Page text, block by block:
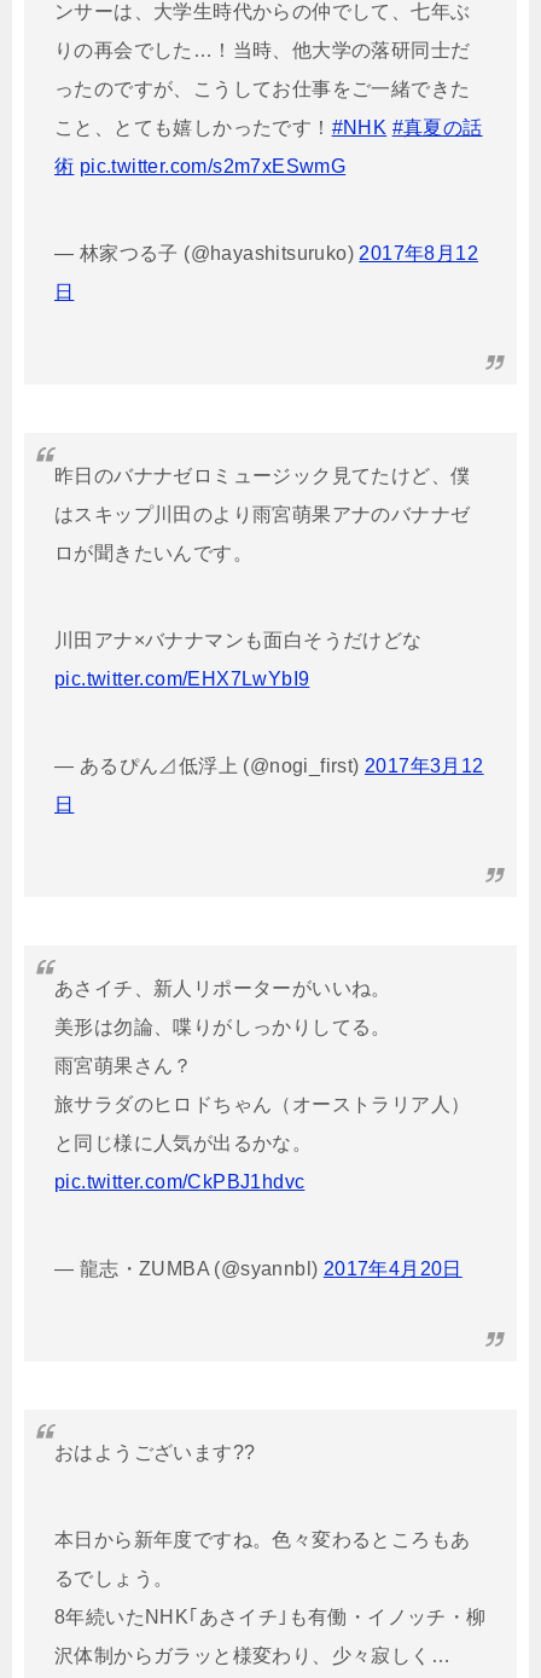
ンサーは、大学生時代からの仲でして、七年ぶ
りの再会でした…！当時、他大学の落研同士だ
ったのですが、こうしてお仕事をご一緒できた
こと、とても嬉しかったです！ #NHK #真夏の話
術 pic.twitter.com/s2m7xESwmG
— 林家つる子 (@hayashitsuruko) 2017年8月12
日
昨日のバナナゼロミュージック見てたけど、僕
はスキップ川田のより雨宮萌果アナのバナナゼ
ロが聞きたいんです。
川田アナ×バナナマンも面白そうだけどな
pic.twitter.com/EHX7LwYbI9
— あるぴん⊿低浮上 (@nogi_first) 2017年3月12
日
あさイチ、新人リポーターがいいね。
美形は勿論、喋りがしっかりしてる。
雨宮萌果さん？
旅サラダのヒロドちゃん（オーストラリア人）
と同じ様に人気が出るかな。
pic.twitter.com/CkPBJ1hdvc
— 龍志・ZUMBA (@syannbl) 2017年4月20日
おはようございます??
本日から新年度ですね。色々変わるところもあ
るでしょう。
8年続いたNHK｢あさイチ｣も有働・イノッチ・柳
沢体制からガラッと様変わり、少々寂しく…